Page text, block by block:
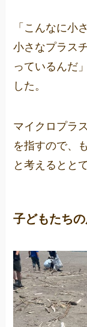
「こんなに小
小さなプラス
っているんだ
した。
マイクロプラ
を指すので、
と考えるとと
子どもたち